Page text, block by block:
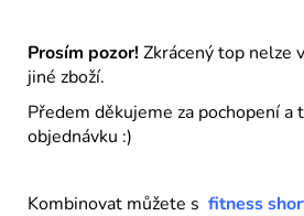
Prosím pozor!Zkrácený top nelze
jiné zboží.
Předem děkujeme za pochopení a
objednávku :)
Kombinovat můžete s fitness